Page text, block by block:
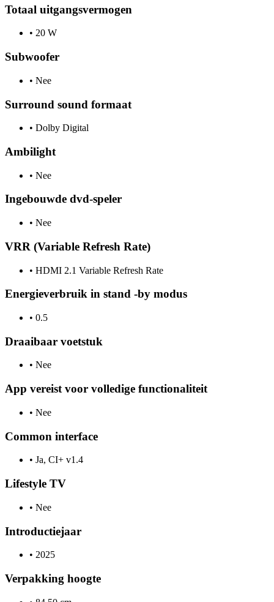
Totaal uitgangsvermogen
• 20 W
Subwoofer
• Nee
Surround sound formaat
• Dolby Digital
Ambilight
• Nee
Ingebouwde dvd-speler
• Nee
VRR (Variable Refresh Rate)
• HDMI 2.1 Variable Refresh Rate
Energieverbruik in stand -by modus
• 0.5
Draaibaar voetstuk
• Nee
App vereist voor volledige functionaliteit
• Nee
Common interface
• Ja, CI+ v1.4
Lifestyle TV
• Nee
Introductiejaar
• 2025
Verpakking hoogte